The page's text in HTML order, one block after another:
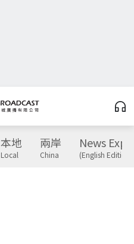
本地
Local
兩岸
China
News
(English Edition)